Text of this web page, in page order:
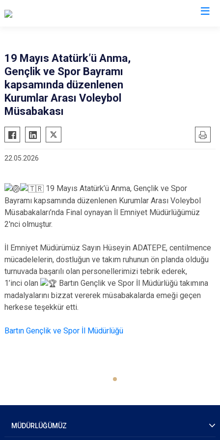
19 Mayıs Atatürk’ü Anma,
Gençlik ve Spor Bayramı
kapsamında düzenlenen
Kurumlar Arası Voleybol
Müsabakası
22.05.2026
19 Mayıs Atatürk’ü Anma, Gençlik ve Spor
Bayramı kapsamında düzenlenen Kurumlar Arası Voleybol
Müsabakaları’nda Final oynayan İl Emniyet Müdürlüğümüz
2'nci olmuştur.
İl Emniyet Müdürümüz Sayın Hüseyin ADATEPE, centilmence
mücadelelerin, dostluğun ve takım ruhunun ön planda olduğu
turnuvada başarılı olan personellerimizi tebrik ederek,
1’inci olan
Bartın Gençlik ve Spor İl Müdürlüğü takımına
madalyalarını bizzat vererek müsabakalarda emeği geçen
herkese teşekkür etti.
Bartın Gençlik ve Spor İl Müdürlüğü
MÜDÜRLÜĞÜMÜZ